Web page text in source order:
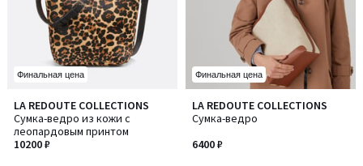
Финальная цена
LA REDOUTE COLLECTIONS
Сумка-ведро из кожи с
леопардовым принтом
10200 ₽
4,5
/ 5
Финальная цена
LA REDOUTE COLLECTIONS
Сумка-ведро
6400 ₽
4,8
/ 5